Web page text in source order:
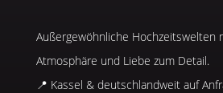
Außergewöhnliche Hochzeitswelten
Atmosphäre und Liebe zum Detail.
📍 Kassel & deutschlandweit auf